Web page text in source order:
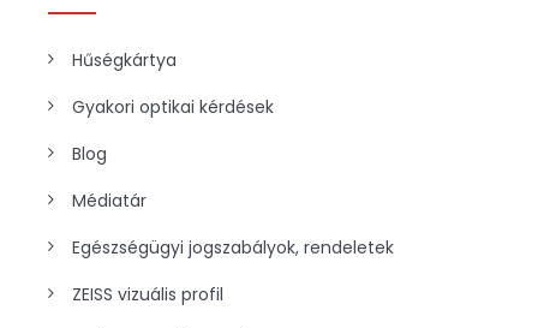
Hűségkártya
Gyakori optikai kérdések
Blog
Médiatár
Egészségügyi jogszabályok, rendeletek
ZEISS vizuális profil